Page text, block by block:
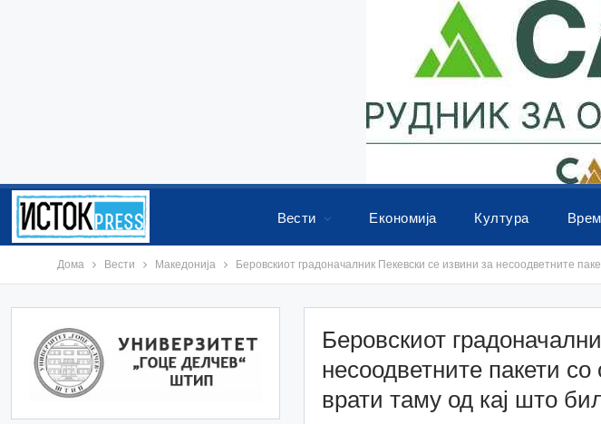
Вести Економија Култура
Дома Вести Македонија Беровскиот градоначалник Пекевски се извини за несоодветните
Беровскиот
несоодветните пакети
врати таму од кај што